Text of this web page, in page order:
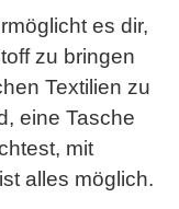
es dir,
zu bringen
Textilien zu
eine Tasche
mit
alles möglich.